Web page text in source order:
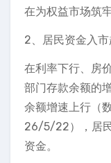
在为权益市场筑
2、居民资金入
在利率下行、房
部门存款余额的
余额增速上行（
26/5/22），居
资金。